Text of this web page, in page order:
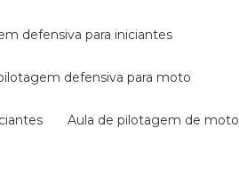
defensiva para iniciantes
pilotagem defensiva para moto
aula de pilotagem de moto